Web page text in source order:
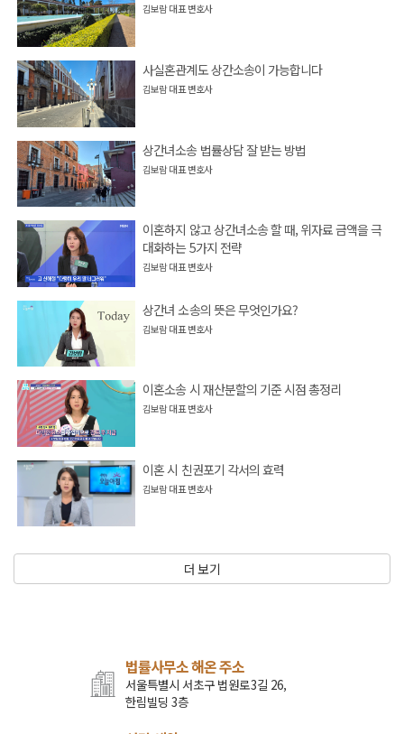
김보람 대표 변호사
사실혼관계도 상간소송이 가능합니다
김보람 대표 변호사
상간녀소송 법률상담 잘 받는 방법
김보람 대표 변호사
이혼하지 않고 상간녀소송 할 때, 위자료 금액을 극
대화하는 5가지 전략
김보람 대표 변호사
상간녀 소송의 뜻은 무엇인가요?
김보람 대표 변호사
이혼소송 시 재산분할의 기준 시점 총정리
김보람 대표 변호사
이혼 시 친권포기 각서의 효력
김보람 대표 변호사
더 보기
법률사무소 해온 주소
서울특별시 서초구 법원로3길 26,
한림빌딩 3층